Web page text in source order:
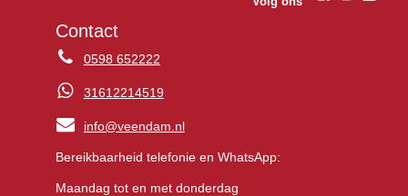
Contact
0598 652222
31612214519
info@veendam.nl
Bereikbaarheid telefonie en WhatsApp:
Maandag tot en met donderdag